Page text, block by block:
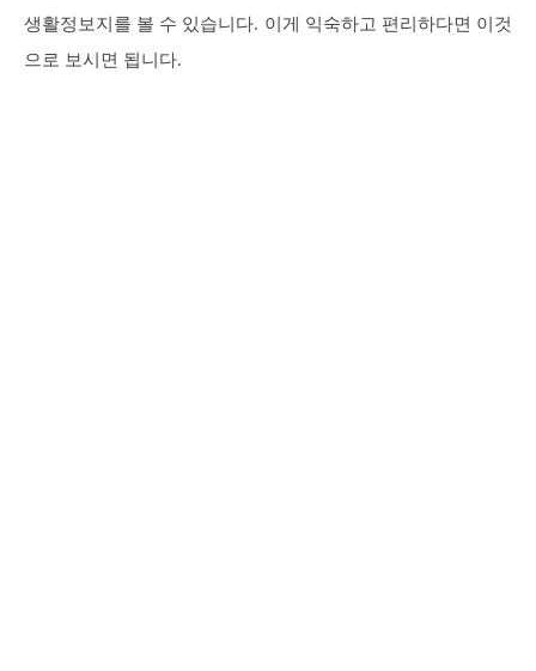
생활정보지를 볼 수 있습니다. 이게 익숙하고 편리하다면 이것
으로 보시면 됩니다.